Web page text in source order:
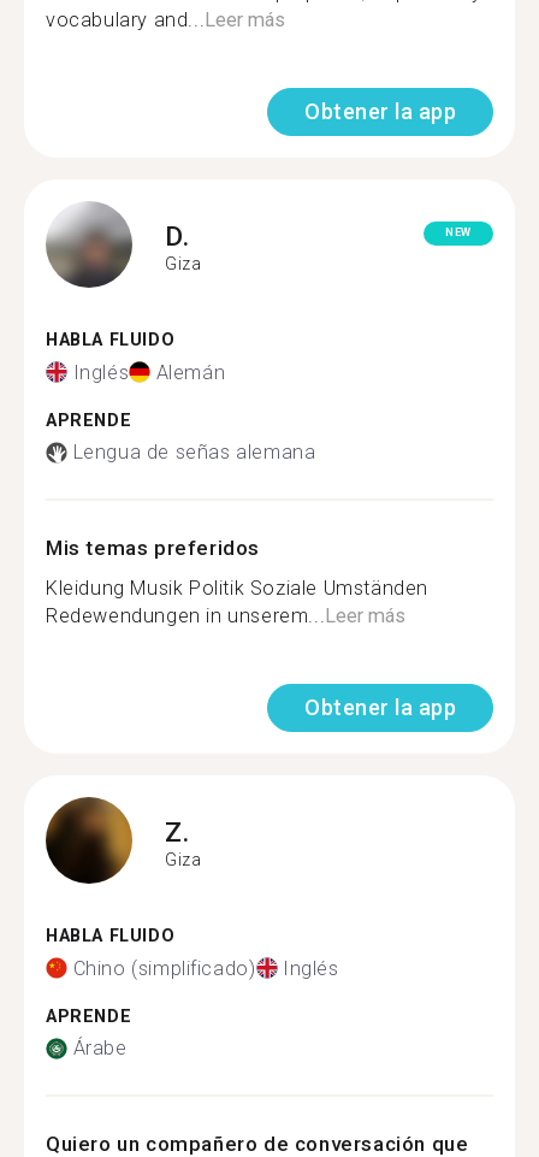
vocabulary and...Leer más
Obtener la app
D.
Giza
NEW
HABLA FLUIDO
Inglés Alemán
APRENDE
Lengua de señas alemana
Mis temas preferidos
Kleidung Musik Politik Soziale Umständen
Redewendungen in unserem...Leer más
Obtener la app
Z.
Giza
HABLA FLUIDO
Chino (simplificado) Inglés
APRENDE
Árabe
Quiero un compañero de conversación que